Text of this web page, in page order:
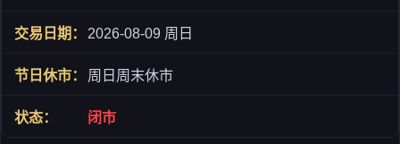
2026-08-09 周日
周日周末休市
闭市